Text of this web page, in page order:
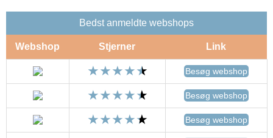
Bedst anmeldte webshops
Webshop Stjerner Link
Besøg webshop
Besøg webshop
Besøg webshop